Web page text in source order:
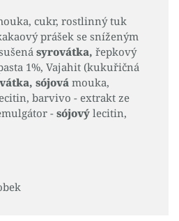
cukr, rostlinný tuk
prášek se sníženým
syrovátka, řepkový
1%, Vajahit (kukuřičná
sójová mouka,
barvivo - extrakt ze
-sójový lecitin,